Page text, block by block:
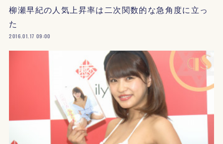
柳瀬早紀の人気上昇率は二次関数的な急角度に立っ
た
2016.01.17 09:00